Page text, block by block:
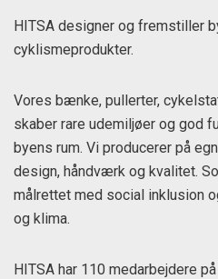
HITSA designer og fremstiller
cyklismeprodukter.
Vores bænke, pullerter,
skaber rare udemiljøer og god
byens rum. Vi producerer på
design, håndværk og kvalitet.
målrettet med social inklusion
og klima.
HITSA har 110 medarbejdere